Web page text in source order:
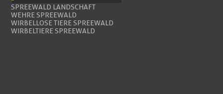
SPREEWALD LANDSCHAFT
WEHRE SPREEWALD
WIRBELLOSE TIERE SPREEWALD
WIRBELTIERE SPREEWALD